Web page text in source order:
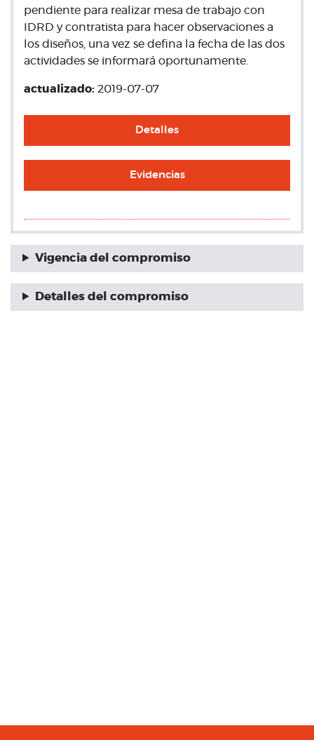
pendiente para realizar mesa de trabajo con
IDRD y contratista para hacer observaciones a
los diseños, una vez se defina la fecha de las dos
actividades se informará oportunamente.
actualizado: 2019-07-07
Detalles
Evidencias
Vigencia del compromiso
Detalles del compromiso